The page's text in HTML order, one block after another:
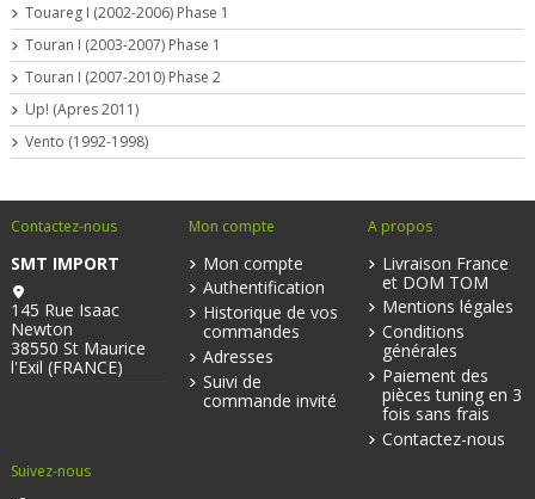
Touareg I (2002-2006) Phase 1
Touran I (2003-2007) Phase 1
Touran I (2007-2010) Phase 2
Up! (Apres 2011)
Vento (1992-1998)
Contactez-nous
SMT IMPORT
145 Rue Isaac
Newton
38550 St Maurice
l'Exil (FRANCE)
Mon compte
Mon compte
Authentification
Historique de vos
commandes
Adresses
Suivi de
commande invité
A propos
Livraison France
et DOM TOM
Mentions légales
Conditions
générales
Paiement des
pièces tuning en 3
fois sans frais
Contactez-nous
Suivez-nous